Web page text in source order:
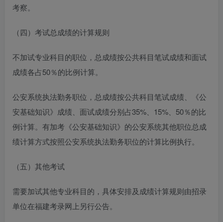
考察。
（四）考试总成绩的计算规则
不加试专业科目的职位，总成绩按公共科目笔试成绩和面试
成绩各占50％的比例计算。
公安系统执法勤务职位，总成绩按公共科目笔试成绩、《公
安基础知识》成绩、面试成绩分别占35%、15%、50％的比
例计算。有加考《公安基础知识》的公安系统其他职位总成
绩计算方式按照公安系统执法勤务职位的计算比例执行。
（五）其他考试
需要加试其他专业科目的，具体安排及成绩计算规则由招录
单位在福建考录网上另行公告。